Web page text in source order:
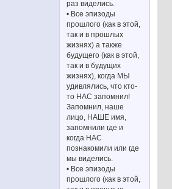
раз виделись.
• Все эпизоды
прошлого (как в этой,
так и в прошлых
жизнях) а также
будущего (как в этой,
так и в будущих
жизнях), когда МЫ
удивлялись, что кто-
то НАС запомнил!
Запомнил, наше
лицо, НАШЕ имя,
запомнили где и
когда НАС
познакомили или где
мы виделись.
• Все эпизоды
прошлого (как в этой,